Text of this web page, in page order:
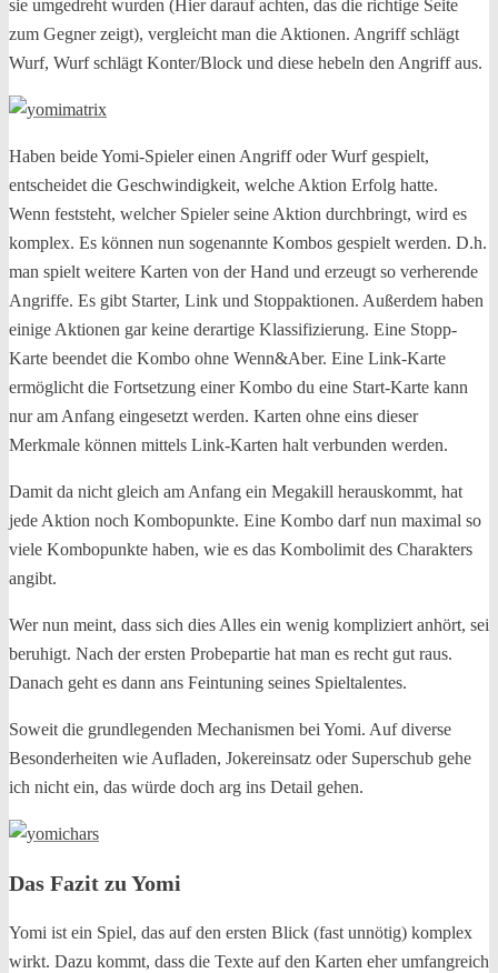
sie umgedreht wurden (Hier darauf achten, das die richtige Seite
zum Gegner zeigt), vergleicht man die Aktionen. Angriff schlägt
Wurf, Wurf schlägt Konter/Block und diese hebeln den Angriff aus.
Haben beide Yomi-Spieler einen Angriff oder Wurf gespielt,
entscheidet die Geschwindigkeit, welche Aktion Erfolg hatte.
Wenn feststeht, welcher Spieler seine Aktion durchbringt, wird es
komplex. Es können nun sogenannte Kombos gespielt werden. D.h.
man spielt weitere Karten von der Hand und erzeugt so verherende
Angriffe. Es gibt Starter, Link und Stoppaktionen. Außerdem haben
einige Aktionen gar keine derartige Klassifizierung. Eine Stopp-
Karte beendet die Kombo ohne Wenn&Aber. Eine Link-Karte
ermöglicht die Fortsetzung einer Kombo du eine Start-Karte kann
nur am Anfang eingesetzt werden. Karten ohne eins dieser
Merkmale können mittels Link-Karten halt verbunden werden.
Damit da nicht gleich am Anfang ein Megakill herauskommt, hat
jede Aktion noch Kombopunkte. Eine Kombo darf nun maximal so
viele Kombopunkte haben, wie es das Kombolimit des Charakters
angibt.
Wer nun meint, dass sich dies Alles ein wenig kompliziert anhört, sei
beruhigt. Nach der ersten Probepartie hat man es recht gut raus.
Danach geht es dann ans Feintuning seines Spieltalentes.
Soweit die grundlegenden Mechanismen bei Yomi. Auf diverse
Besonderheiten wie Aufladen, Jokereinsatz oder Superschub gehe
ich nicht ein, das würde doch arg ins Detail gehen.
Das Fazit zu Yomi
Yomi ist ein Spiel, das auf den ersten Blick (fast unnötig) komplex
wirkt. Dazu kommt, dass die Texte auf den Karten eher umfangreich